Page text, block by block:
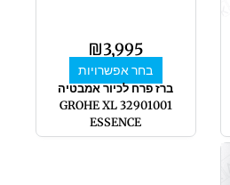
₪3,995
בחר אפשרויות
את
בעמוד
המוצר
ברז פרח לכיור אמבטיה
32901001 GROHE XL
ESSENCE